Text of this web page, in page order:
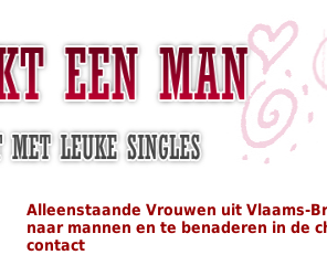
Alleenstaande Vrouwen uit Vlaams-
naar mannen en te benaderen in de
contact